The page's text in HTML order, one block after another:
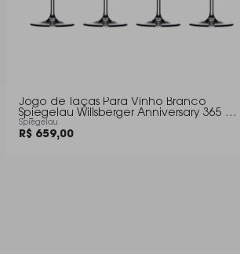
Jogo de Taças Para Vinho Branco
Spiegelau Willsberger Anniversary 365 Ml -
4 Peças
Spiegelau
R$ 659,00